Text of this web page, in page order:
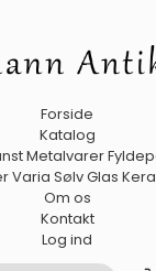
Forside
Katalog
Metalvarer
Varia SølvGlas
Om os
Kontakt
Log ind